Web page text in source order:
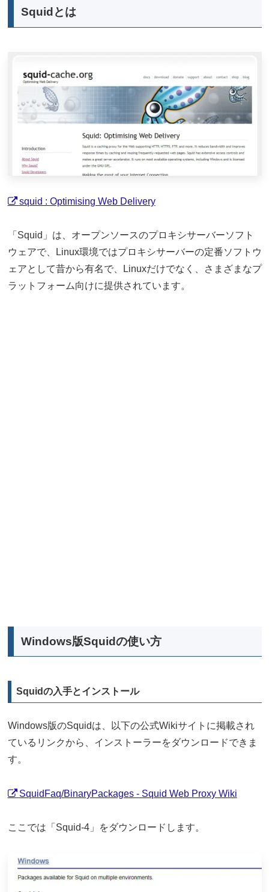
Squidとは
squid : Optimising Web Delivery
「Squid」は、オープンソースのプロキシサーバーソフト
ウェアで、Linux環境ではプロキシサーバーの定番ソフトウ
ェアとして昔から有名で、Linuxだけでなく、さまざまなプ
ラットフォーム向けに提供されています。
Windows版Squidの使い方
Squidの入手とインストール
Windows版のSquidは、以下の公式Wikiサイトに掲載され
ているリンクから、インストーラーをダウンロードできま
す。
SquidFaq/BinaryPackages - Squid Web Proxy Wiki
ここでは「Squid-4」をダウンロードします。